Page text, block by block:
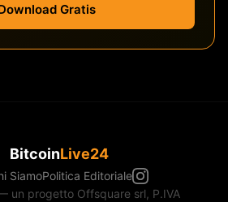
Gratis
BitcoinLive24
SiamoPolitica Editoriale
un progetto Offsquare srl, P.IVA